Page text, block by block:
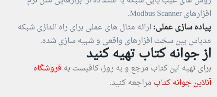
افزارهای Modbus Scanner.
پیاده سازی عملی: ارائه مثال های عملی برای راه اندازی شبکه
مدباس بین سخت افزارهای واقعی و شبیه سازی شده.
از جوانه کتاب تهیه کنید
برای تهیه این کتاب مرجع و به روز، کافیست به فروشگاه
آنلاینجوانه کتاب مراجعه کنید.